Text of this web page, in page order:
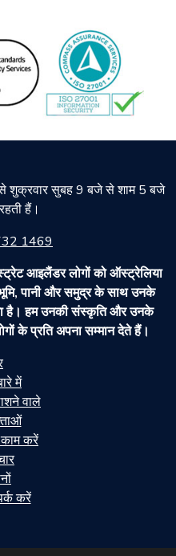
से शुक्रवार सुबह 9 बजे से शाम 5 बजे
हैं।
1469
आइलैंडर लोगों को ऑस्ट्रेलिया
पानी और समुद्र के साथ उनके
है। हम उनकी संस्कृति और उनके
के प्रति अपना सम्मान देते हैं।
में
वाले
काम करें
करें